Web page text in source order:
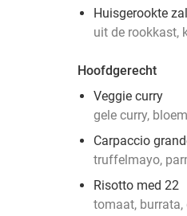
Huisgerookte
uit de rookkast,
Hoofdgerecht
Veggie curry
gele curry,
Carpaccio
truffelmayo,
Risotto med 22
tomaat, burrata,